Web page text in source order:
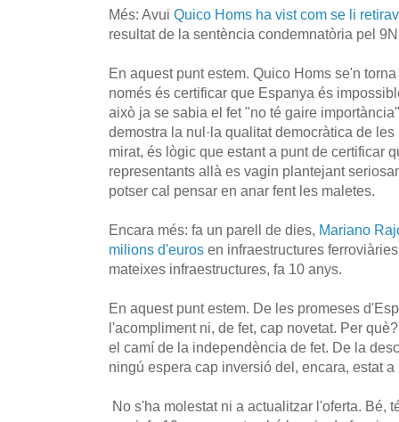
Més: Avui Quico Homs ha vist com se li
resultat de la sentència condemnatòria pel
En aquest punt estem. Quico Homs se'n
només és certificar que Espanya és
això ja se sabia el fet "no té gaire
demostra la nul·la qualitat democràtica de
mirat, és lògic que estant a punt de certificar
representants allà es vagin plantejant
potser cal pensar en anar fent les maletes.
Encara més: fa un parell de dies, Mariano
milions d'euros en infraestructures
mateixes infraestructures, fa 10 anys.
En aquest punt estem. De les promeses
l'acompliment ni, de fet, cap novetat. Per
el camí de la independència de fet. De la
ningú espera cap inversió del, encara, estat
No s'ha molestat ni a actualitzar l'oferta. Bé,